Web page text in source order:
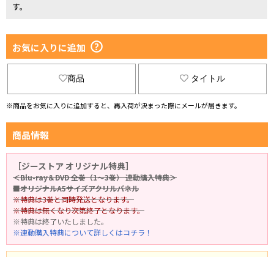
す。
お気に入りに追加
商品 タイトル
※商品をお気に入りに追加すると、再入荷が決まった際にメールが届きます。
商品情報
［ジーストア オリジナル特典］
＜Blu-ray＆DVD 全巻（1～3巻） 連動購入特典＞
■オリジナルA5サイズアクリルパネル
※特典は3巻と同時発送となります。
※特典は無くなり次第終了となります。
※特典は終了いたしました。
※連動購入特典について詳しくはコチラ！